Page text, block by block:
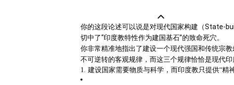
你的这段论述可以说是对现代国家构建（State-
切中了“印度教特性作为建国基石”的致命死穴。
你非常精准地指出了建设一个现代强国和传统宗
不可逆转的客观规律，而这三个规律恰恰是现代
1. 建设国家需要物质与科学，而印度教只提供“精